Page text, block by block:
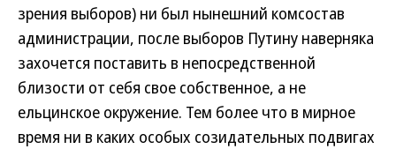
зрения выборов) ни был нынешний комсостав
администрации, после выборов Путину наверняка
захочется поставить в непосредственной
близости от себя свое собственное, а не
ельцинское окружение. Тем более что в мирное
время ни в каких особых созидательных подвигах